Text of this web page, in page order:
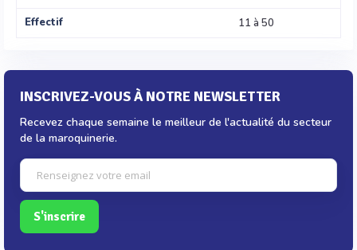
Effectif
11 à 50
INSCRIVEZ-VOUS À NOTRE NEWSLETTER
Recevez chaque semaine le meilleur de l'actualité du secteur
de la maroquinerie.
S'inscrire